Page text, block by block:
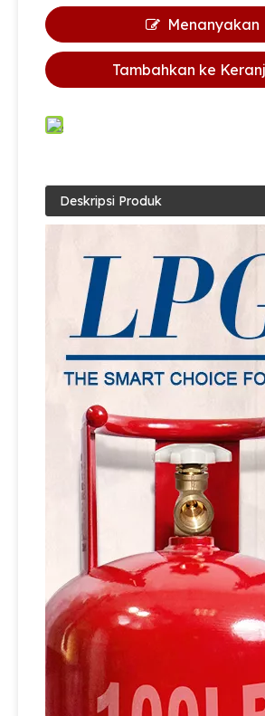
Sian Oem Valve Factory V6S4 LPG Gas Cylinder Handwheel Control Pol Valve
Sian brass lpg v6s2 silinder Pol valve propana tangki katup kontrol gas katup
Menanyakan
Tambahkan ke
Deskripsi Produk